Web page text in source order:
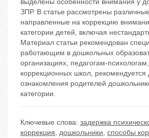
выделены особенности внимания у
ЗПР. В статье рассмотрены
направленные на коррекцию
категории детей, включая
Материал статьи рекомендован
работающим в дошкольных
организациях, педагогам-
коррекционных школ, рекомендуется
ознакомления родителей
категории.
Ключевые слова: задержка
коррекция, дошкольники, способы